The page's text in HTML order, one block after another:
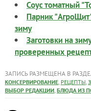
Соус томатный
Парник
зиму
Заготовки на
проверенных
ЗАПИСЬ РАЗМЕЩЕНА В
КОНСЕРВИРОВАНИЕ, РЕЦЕПТЫ,
ВЫБОР РЕДАКЦИИ, БЛЮДА ИЗ